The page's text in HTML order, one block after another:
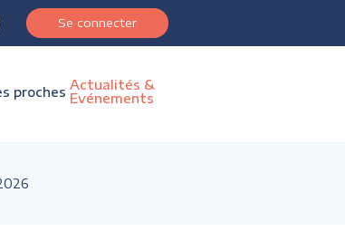
Se connecter
proches Actualités &
Evénements